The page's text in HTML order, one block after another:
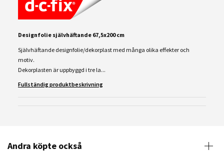
Designfolie självhäftande 67,5x200 cm
Självhäftande designfolie/dekorplast med många olika effekter och
motiv.
Dekorplasten är uppbyggd i tre la...
Fullständig produktbeskrivning
Andra köpte också